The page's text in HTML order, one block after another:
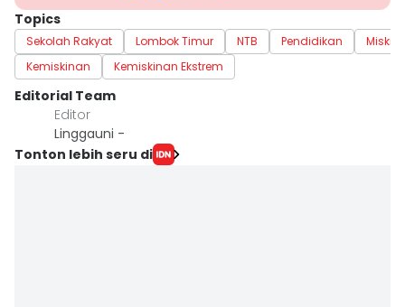
Topics
Sekolah Rakyat Lombok Timur NTB Pendidikan
Miskin
Kemiskinan
Kemiskinan Ekstrem
Editorial Team
Editor
Linggauni -
Tonton lebih seru di